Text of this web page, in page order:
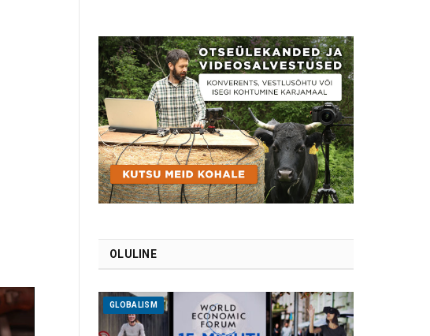
OLULINE
GLOBALISM